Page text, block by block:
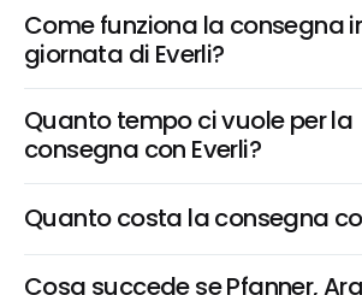
Come funziona la consegna
giornata di Everli?
Quanto tempo ci vuole per la
consegna con Everli?
Quanto costa la consegna
Cosa succede se Pfanner,